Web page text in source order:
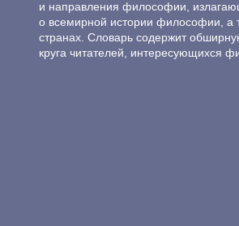
и направления философии,
о всемирной истории философии, а
странах. Словарь содержит
круга читателей, интересующихся